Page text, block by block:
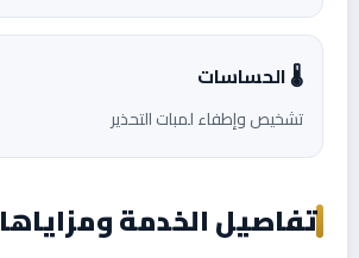
🌡️ الحساسات
تشخيص وإطفاء لمبات التحذير
تفاصيل الخدمة ومزاياها